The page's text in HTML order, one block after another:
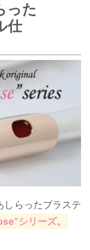
った
仕
しらったブラステ
シリーズ。